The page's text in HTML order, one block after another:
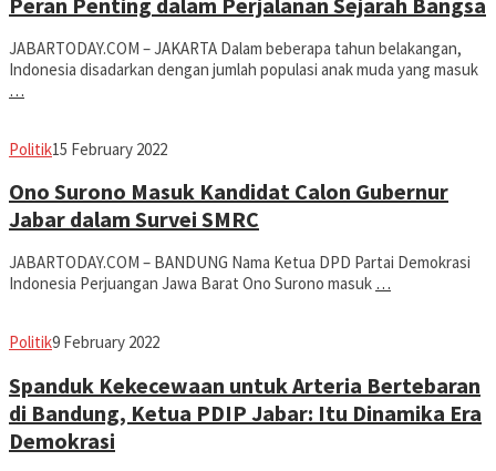
JABARTODAY.COM – JAKARTA Dalam beberapa tahun belakangan,
Indonesia disadarkan dengan jumlah populasi anak muda yang masuk
…
PolitikAvila
15 February 2022
Ono Surono Masuk Kandidat Calon Gubernur
Jabar dalam Survei SMRC
JABARTODAY.COM – BANDUNG Nama Ketua DPD Partai Demokrasi
Indonesia Perjuangan Jawa Barat Ono Surono masuk …
PolitikAvila
9 February 2022
Spanduk Kekecewaan untuk Arteria Bertebaran
di Bandung, Ketua PDIP Jabar: Itu Dinamika Era
Demokrasi